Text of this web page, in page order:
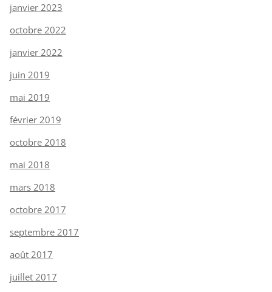
janvier 2023
octobre 2022
janvier 2022
juin 2019
mai 2019
février 2019
octobre 2018
mai 2018
mars 2018
octobre 2017
septembre 2017
août 2017
juillet 2017